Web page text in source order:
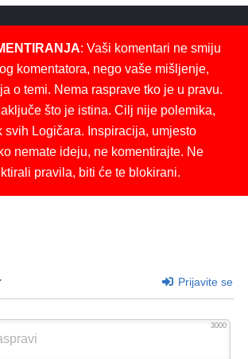
: Vaši komentari ne smiju
komentatora, nego vaše mišljenje,
o temi. Nema rasprave tko je u pravu.
što je istina. Cilj nije polemika,
svih Logičara. Inspiracija, umjesto
nemate ideju, ne komentirajte. Ne
pravila, biti će te blokirani.
Prijavite se
3000